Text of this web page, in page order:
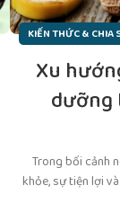
KIẾN THỨC & CHIA
Xu
dưỡng
Trong bối cảnh
khỏe, sự tiện lợi